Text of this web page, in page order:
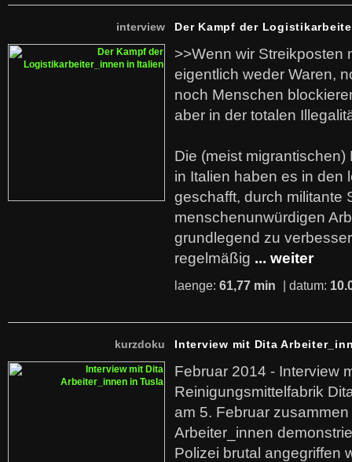
interview Der Kampf der
>>Wenn wir Streikposten
eigentlich weder Waren,
noch Menschen
aber in der totalen
Die (meist
in Italien haben es in den
geschafft, durch militante
menschenunwürdigen
grundlegend zu
regelmäßig ... weiter
laenge: 61,77 min | datum:
kurzdoku Interview mit Dita
Februar 2014 - Interview
Reinigungsmittelfabrik
am 5. Februar
Arbeiter_innen
Polizei brutal angegriffen